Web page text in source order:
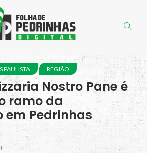
PAULISTA REGIÃO
Nostro Pane é
ramo da
Pedrinhas